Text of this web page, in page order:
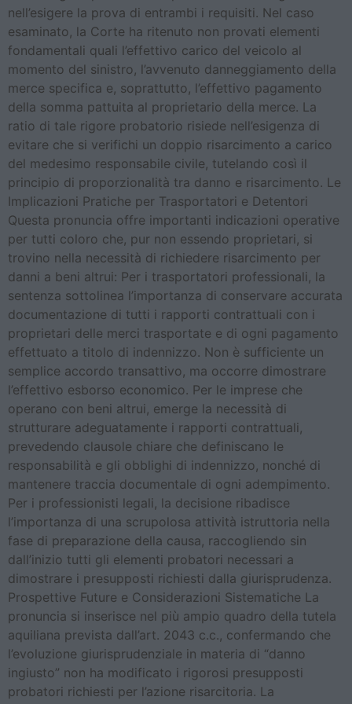
nell’esigere la prova di entrambi i requisiti. Nel caso
esaminato, la Corte ha ritenuto non provati elementi
fondamentali quali l’effettivo carico del veicolo al
momento del sinistro, l’avvenuto danneggiamento della
merce specifica e, soprattutto, l’effettivo pagamento
della somma pattuita al proprietario della merce. La
ratio di tale rigore probatorio risiede nell’esigenza di
evitare che si verifichi un doppio risarcimento a carico
del medesimo responsabile civile, tutelando così il
principio di proporzionalità tra danno e risarcimento. Le
Implicazioni Pratiche per Trasportatori e Detentori
Questa pronuncia offre importanti indicazioni operative
per tutti coloro che, pur non essendo proprietari, si
trovino nella necessità di richiedere risarcimento per
danni a beni altrui: Per i trasportatori professionali, la
sentenza sottolinea l’importanza di conservare accurata
documentazione di tutti i rapporti contrattuali con i
proprietari delle merci trasportate e di ogni pagamento
effettuato a titolo di indennizzo. Non è sufficiente un
semplice accordo transattivo, ma occorre dimostrare
l’effettivo esborso economico. Per le imprese che
operano con beni altrui, emerge la necessità di
strutturare adeguatamente i rapporti contrattuali,
prevedendo clausole chiare che definiscano le
responsabilità e gli obblighi di indennizzo, nonché di
mantenere traccia documentale di ogni adempimento.
Per i professionisti legali, la decisione ribadisce
l’importanza di una scrupolosa attività istruttoria nella
fase di preparazione della causa, raccogliendo sin
dall’inizio tutti gli elementi probatori necessari a
dimostrare i presupposti richiesti dalla giurisprudenza.
Prospettive Future e Considerazioni Sistematiche La
pronuncia si inserisce nel più ampio quadro della tutela
aquiliana prevista dall’art. 2043 c.c., confermando che
l’evoluzione giurisprudenziale in materia di “danno
ingiusto” non ha modificato i rigorosi presupposti
probatori richiesti per l’azione risarcitoria. La